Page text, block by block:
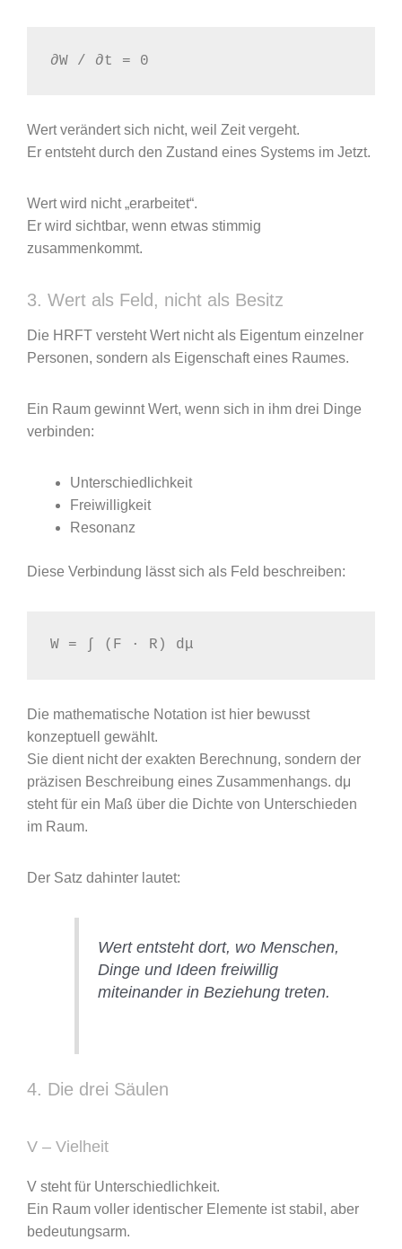
∂W / ∂t = 0
Wert verändert sich nicht, weil Zeit vergeht.
Er entsteht durch den Zustand eines Systems im Jetzt.
Wert wird nicht „erarbeitet“.
Er wird sichtbar, wenn etwas stimmig
zusammenkommt.
3. Wert als Feld, nicht als Besitz
Die HRFT versteht Wert nicht als Eigentum einzelner
Personen, sondern als Eigenschaft eines Raumes.
Ein Raum gewinnt Wert, wenn sich in ihm drei Dinge
verbinden:
Unterschiedlichkeit
Freiwilligkeit
Resonanz
Diese Verbindung lässt sich als Feld beschreiben:
W = ∫ (F · R) dμ
Die mathematische Notation ist hier bewusst
konzeptuell gewählt.
Sie dient nicht der exakten Berechnung, sondern der
präzisen Beschreibung eines Zusammenhangs. dμ
steht für ein Maß über die Dichte von Unterschieden
im Raum.
Der Satz dahinter lautet:
Wert entsteht dort, wo Menschen,
Dinge und Ideen freiwillig
miteinander in Beziehung treten.
4. Die drei Säulen
V – Vielheit
V steht für Unterschiedlichkeit.
Ein Raum voller identischer Elemente ist stabil, aber
bedeutungsarm.